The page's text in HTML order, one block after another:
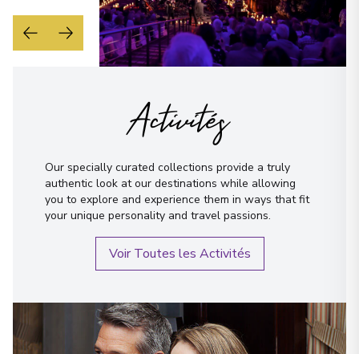
Activités
Our specially curated collections provide a truly
authentic look at our destinations while allowing
you to explore and experience them in ways that fit
your unique personality and travel passions.
Voir Toutes les Activités